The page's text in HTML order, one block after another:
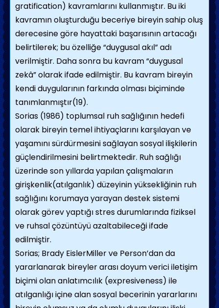
gratification) kavramlarını kullanmıştır. Bu iki
kavramın oluşturduğu beceriye bireyin sahip oluş
derecesine göre hayattaki başarısının artacağı
belirtilerek; bu özelliğe “duygusal akıl” adı
verilmiştir. Daha sonra bu kavram “duygusal
zekâ” olarak ifade edilmiştir. Bu kavram bireyin
kendi duygularının farkında olması biçiminde
tanımlanmıştır(19).
Sorias (1986) toplumsal ruh sağlığının hedefi
olarak bireyin temel ihtiyaçlarını karşılayan ve
yaşamını sürdürmesini sağlayan sosyal ilişkilerin
güçlendirilmesini belirtmektedir. Ruh sağlığı
üzerinde son yıllarda yapılan çalışmaların
girişkenlik(atılganlık) düzeyinin yüksekliğinin ruh
sağlığını korumaya yarayan destek sistemi
olarak görev yaptığı stres durumlarında fiziksel
ve ruhsal çözüntüyü azaltabileceği ifade
edilmiştir.
Sorias; Brady EislerMiller ve Person’dan da
yararlanarak bireyler arası doyum verici iletişim
biçimi olan anlatımcılık (expresiveness) ile
atılganlığı içine alan sosyal becerinin yararlarını